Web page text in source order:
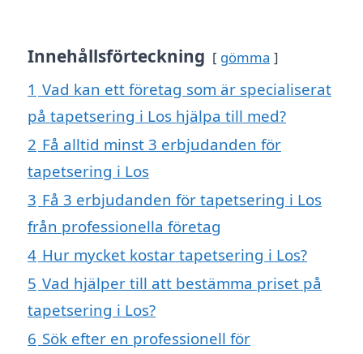
Innehållsförteckning gömma
1 Vad kan ett företag som är specialiserat
på tapetsering i Los hjälpa till med?
2 Få alltid minst 3 erbjudanden för
tapetsering i Los
3 Få 3 erbjudanden för tapetsering i Los
från professionella företag
4 Hur mycket kostar tapetsering i Los?
5 Vad hjälper till att bestämma priset på
tapetsering i Los?
6 Sök efter en professionell för